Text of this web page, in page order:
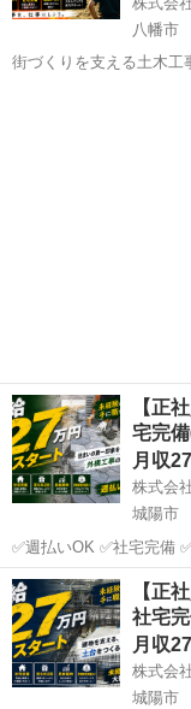
八幡市
街づくりを支える土木工事スタッフを
【正
宅完
月収
株式会
城陽市
✅週払いOK ✅社宅完備
✅残業なし ✅制服支給
クを
京都 城陽市 土
【正
社宅
月収
株式会
城陽市